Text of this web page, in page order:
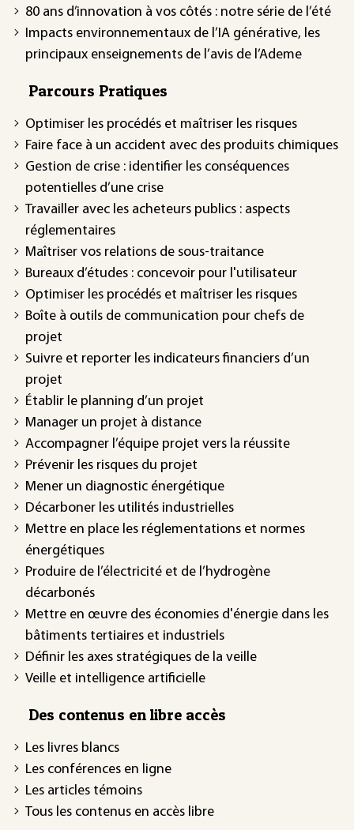
80 ans d’innovation à vos côtés : notre série de l’été
Impacts environnementaux de l’IA générative, les
principaux enseignements de l’avis de l’Ademe
Parcours Pratiques
Optimiser les procédés et maîtriser les risques
Faire face à un accident avec des produits chimiques
Gestion de crise : identifier les conséquences
potentielles d’une crise
Travailler avec les acheteurs publics : aspects
réglementaires
Maîtriser vos relations de sous-traitance
Bureaux d’études : concevoir pour l'utilisateur
Optimiser les procédés et maîtriser les risques
Boîte à outils de communication pour chefs de
projet
Suivre et reporter les indicateurs financiers d’un
projet
Établir le planning d’un projet
Manager un projet à distance
Accompagner l’équipe projet vers la réussite
Prévenir les risques du projet
Mener un diagnostic énergétique
Décarboner les utilités industrielles
Mettre en place les réglementations et normes
énergétiques
Produire de l’électricité et de l’hydrogène
décarbonés
Mettre en œuvre des économies d'énergie dans les
bâtiments tertiaires et industriels
Définir les axes stratégiques de la veille
Veille et intelligence artificielle
Des contenus en libre accès
Les livres blancs
Les conférences en ligne
Les articles témoins
Tous les contenus en accès libre